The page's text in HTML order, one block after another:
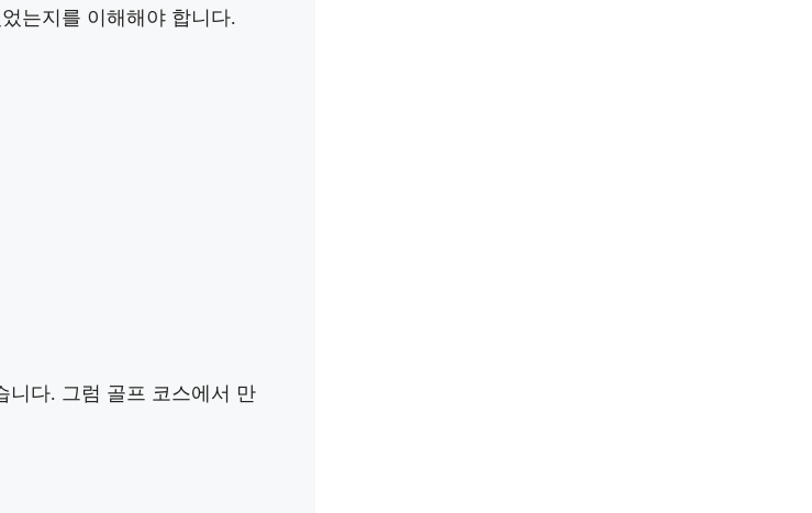
는지를 이해해야 합니다.
니다. 그럼 골프 코스에서 만